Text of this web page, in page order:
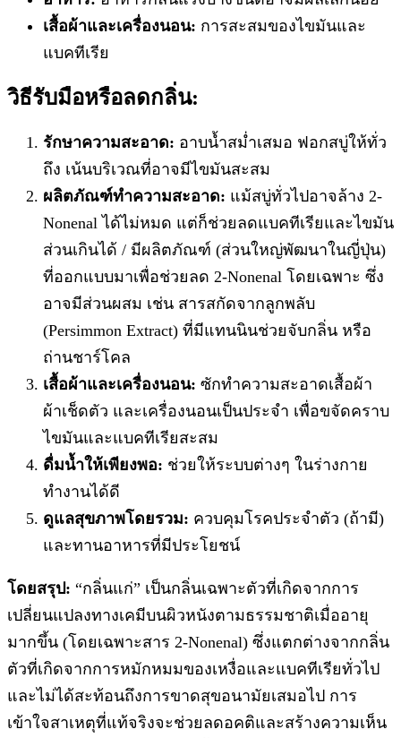
เสื้อผ้าและเครื่องนอน: การสะสมของไขมันและ
แบคทีเรีย
วิธีรับมือหรือลดกลิ่น:
รักษาความสะอาด: อาบน้ำสม่ำเสมอ ฟอกสบู่ให้ทั่ว
ถึง เน้นบริเวณที่อาจมีไขมันสะสม
ผลิตภัณฑ์ทำความสะอาด: แม้สบู่ทั่วไปอาจล้าง 2-
Nonenal ได้ไม่หมด แต่ก็ช่วยลดแบคทีเรียและไขมัน
ส่วนเกินได้ / มีผลิตภัณฑ์ (ส่วนใหญ่พัฒนาในญี่ปุ่น)
ที่ออกแบบมาเพื่อช่วยลด 2-Nonenal โดยเฉพาะ ซึ่ง
อาจมีส่วนผสม เช่น สารสกัดจากลูกพลับ
(Persimmon Extract) ที่มีแทนนินช่วยจับกลิ่น หรือ
ถ่านชาร์โคล
เสื้อผ้าและเครื่องนอน: ซักทำความสะอาดเสื้อผ้า
ผ้าเช็ดตัว และเครื่องนอนเป็นประจำ เพื่อขจัดคราบ
ไขมันและแบคทีเรียสะสม
ดื่มน้ำให้เพียงพอ: ช่วยให้ระบบต่างๆ ในร่างกาย
ทำงานได้ดี
ดูแลสุขภาพโดยรวม: ควบคุมโรคประจำตัว (ถ้ามี)
และทานอาหารที่มีประโยชน์
โดยสรุป: “กลิ่นแก่” เป็นกลิ่นเฉพาะตัวที่เกิดจากการ
เปลี่ยนแปลงทางเคมีบนผิวหนังตามธรรมชาติเมื่ออายุ
มากขึ้น (โดยเฉพาะสาร 2-Nonenal) ซึ่งแตกต่างจากกลิ่น
ตัวที่เกิดจากการหมักหมมของเหงื่อและแบคทีเรียทั่วไป
และไม่ได้สะท้อนถึงการขาดสุขอนามัยเสมอไป การ
เข้าใจสาเหตุที่แท้จริงจะช่วยลดอคติและสร้างความเห็น